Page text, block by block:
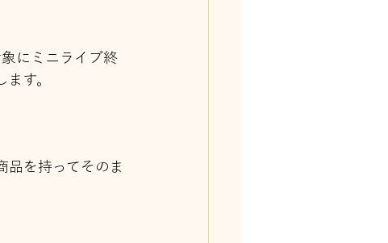
にミニライブ終
す。
品を持ってそのま